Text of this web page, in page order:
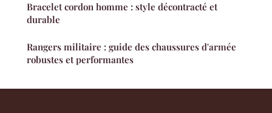
Bracelet cordon homme : style décontracté et
durable
Rangers militaire : guide des chaussures d'armée
robustes et performantes